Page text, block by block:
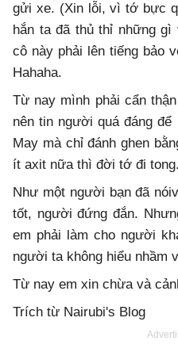
gửi xe. (Xin lỗi, vì tớ bực
hắn ta đã thủ thỉ những
cô này phải lên tiếng bảo
Hahaha.
Từ nay mình phải cẩn
nên tin người quá đáng
May mà chỉ đánh ghen
ít axit nữa thì đời tớ đi tong.
Như một người bạn đã
tốt, người đứng đắn.
em phải làm cho người
người ta không hiểu nhầm
Từ nay em xin chừa và
Trích từ Nairubi's Blog